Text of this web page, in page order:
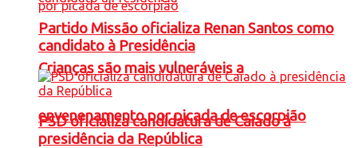
Crianças são mais vulneráveis a
envenenamento por picada de escorpião
Partido Missão oficializa Renan Santos como
candidato à Presidência
PSD oficializa candidatura de Caiado à
presidência da República